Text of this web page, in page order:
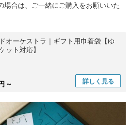
場合は、ご一緒にご購入をお願いいた
オーケストラ｜ギフト用巾着袋【ゆ
ット対応】
～ 詳しく 見る